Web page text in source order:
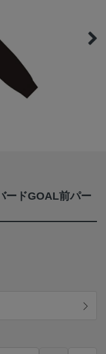
ードGOAL前パー